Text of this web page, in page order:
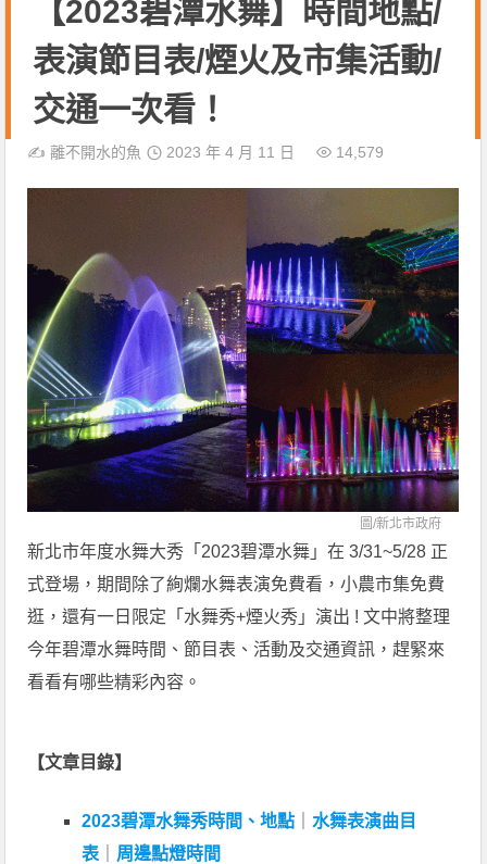
【2023碧潭水舞】時間地點/
表演節目表/煙火及市集活動/
交通一次看！
✍️離不開水的魚 2023 年 4 月 11 日 14,579
圖/新北市政府
新北市年度水舞大秀「2023碧潭水舞」在 3/31~5/28 正
式登場，期間除了絢爛水舞表演免費看，小農市集免費
逛，還有一日限定「水舞秀+煙火秀」演出 ! 文中將整理
今年碧潭水舞時間、節目表、活動及交通資訊，趕緊來
看看有哪些精彩內容。
【文章目錄】
2023碧潭水舞秀時間、地點 ｜水舞表演曲目
表
周邊點燈時間